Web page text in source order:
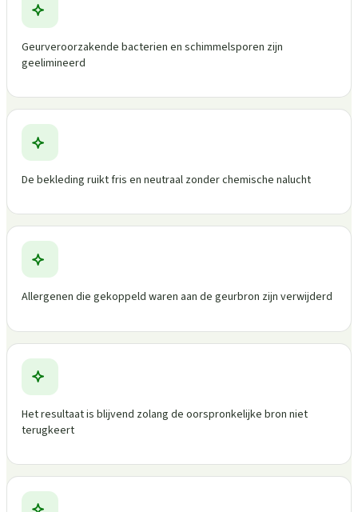
Geurveroorzakende bacterien en schimmelsporen zijn
geelimineerd
De bekleding ruikt fris en neutraal zonder chemische nalucht
Allergenen die gekoppeld waren aan de geurbron zijn verwijderd
Het resultaat is blijvend zolang de oorspronkelijke bron niet
terugkeert